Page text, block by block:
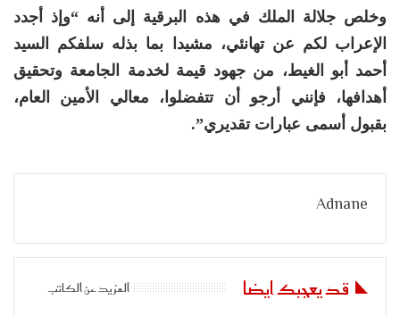
وخلص جلالة الملك في هذه البرقية إلى أنه “وإذ أجدد
الإعراب لكم عن تهانئي، مشيدا بما بذله سلفكم السيد
أحمد أبو الغيط، من جهود قيمة لخدمة الجامعة وتحقيق
أهدافها، فإنني أرجو أن تتفضلوا، معالي الأمين العام،
بقبول أسمى عبارات تقديري”.
Adnane
قد يعجبك ايضا المزيد عن الكاتب